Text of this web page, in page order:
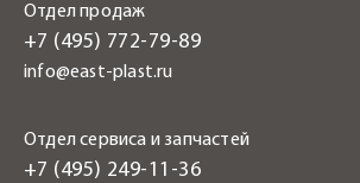
Отдел продаж
+7 (495) 772-79-89
info@east-plast.ru
Отдел сервиса и запчастей
+7 (495) 249-11-36